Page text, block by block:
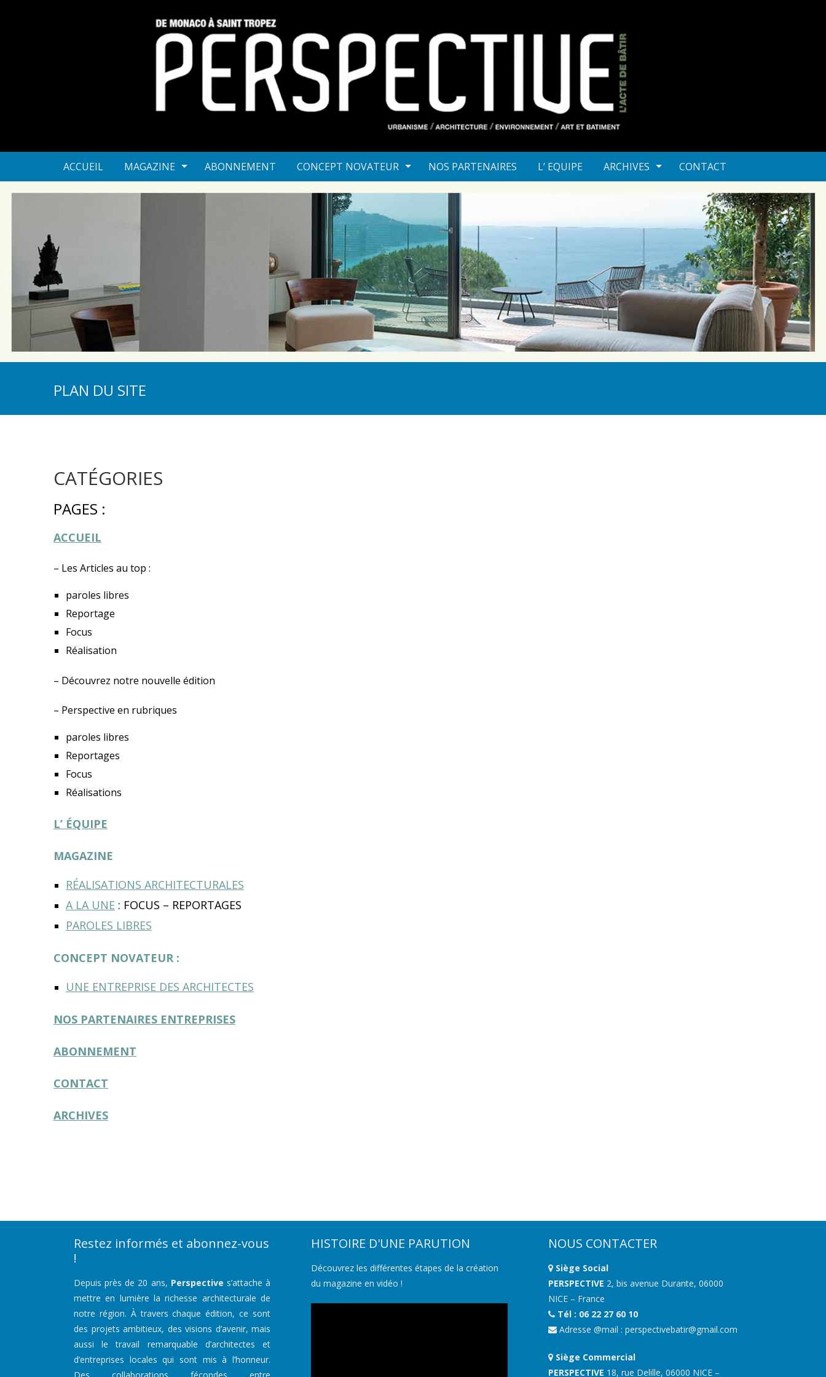
ACCUEIL MAGAZINE ABONNEMENT CONCEPT NOVATEUR NOS PARTENAIRES L’ EQUIPE ARCHIVES CONTACT
PLAN DU SITE
CATÉGORIES
PAGES :
ACCUEIL
– Les Articles au top :
paroles libres
Reportage
Focus
Réalisation
– Découvrez notre nouvelle édition
– Perspective en rubriques
paroles libres
Reportages
Focus
Réalisations
L’ ÉQUIPE
MAGAZINE
RÉALISATIONS ARCHITECTURALES
A LA UNE : FOCUS – REPORTAGES
PAROLES LIBRES
CONCEPT NOVATEUR :
UNE ENTREPRISE DES ARCHITECTES
NOS PARTENAIRES ENTREPRISES
ABONNEMENT
CONTACT
ARCHIVES
Restez informés et abonnez-vous
!
Depuis près de 20 ans, Perspective s’attache à
mettre en lumière la richesse architecturale de
notre région. À travers chaque édition, ce sont
des projets ambitieux, des visions d’avenir, mais
aussi le travail remarquable d’architectes et
d’entreprises locales qui sont mis à l’honneur.
HISTOIRE D'UNE PARUTION
Découvrez les différentes étapes de la création
du magazine en vidéo !
NOUS CONTACTER
Siège Social
PERSPECTIVE 2, bis avenue Durante, 06000
NICE – France
Tél : 06 22 27 60 10
Adresse @mail :perspectivebatir@gmail.com
Siège Commercial
PERSPECTIVE 18, rue Delille, 06000 NICE –